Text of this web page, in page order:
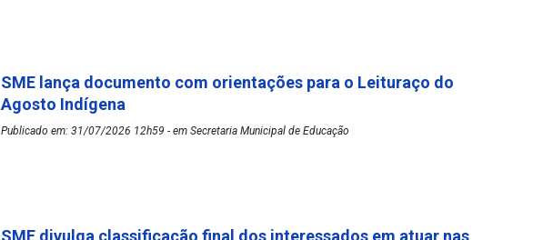
SME lança documento com orientações para o Leituraço do
Agosto Indígena
Publicado em: 31/07/2026 12h59 - em Secretaria Municipal de Educação
SME divulga classificação final dos interessados em atuar nas